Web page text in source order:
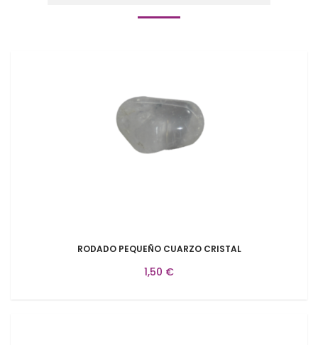
RODADO PEQUEÑO CUARZO CRISTAL
1,50 €